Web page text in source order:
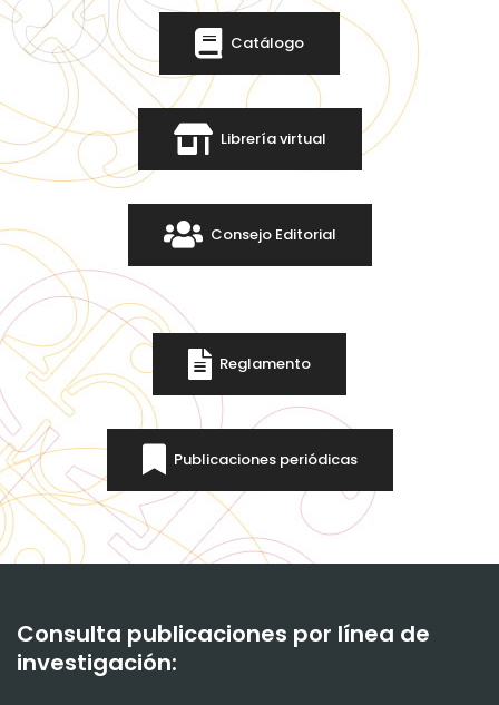
Catálogo
Librería virtual
Consejo Editorial
Reglamento
Publicaciones periódicas
Consulta publicaciones por línea de
investigación: